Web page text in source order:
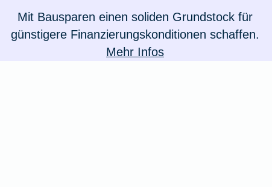
Mit Bausparen einen soliden Grundstock für
günstigere Finanzierungskonditionen schaffen.
Mehr Infos